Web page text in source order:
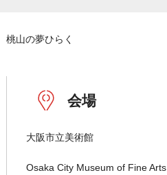
桃山の夢ひらく
会場
大阪市立美術館
Osaka City Museum of Fine Arts